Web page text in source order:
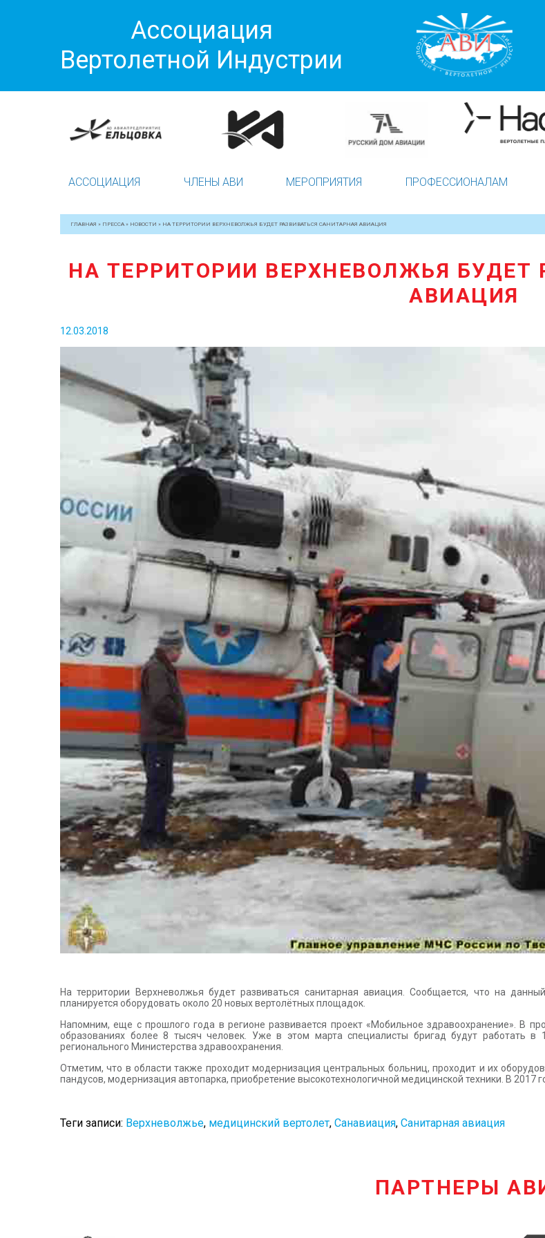
Ассоциация
Вертолетной Индустрии
АССОЦИАЦИЯ ЧЛЕНЫ АВИ МЕРОПРИЯТИЯ ПРОФЕССИОНАЛАМ
ГЛАВНАЯ » ПРЕССА » НОВОСТИ » НА ТЕРРИТОРИИ ВЕРХНЕВОЛЖЬЯ БУДЕТ РАЗВИВАТЬСЯ САНИТАРНАЯ АВИАЦИЯ
НА ТЕРРИТОРИИ ВЕРХНЕВОЛЖЬЯ БУДЕТ
АВИАЦИЯ
12.03.2018
На территории Верхневолжья будет развиваться санитарная авиация. Сообщается, что на
планируется оборудовать около 20 новых вертолётных площадок.
Напомним, еще с прошлого года в регионе развивается проект «Мобильное здравоохранение». В
образованиях более 8 тысяч человек. Уже в этом марта специалисты бригад будут работать
регионального Министерства здравоохранения.
Отметим, что в области также проходит модернизация центральных больниц, проходит и их
пандусов, модернизация автопарка, приобретение высокотехнологичной медицинской техники. В
Теги записи: Верхневолжье, медицинский вертолет, Санавиация, Санитарная авиация
ПАРТНЕРЫ